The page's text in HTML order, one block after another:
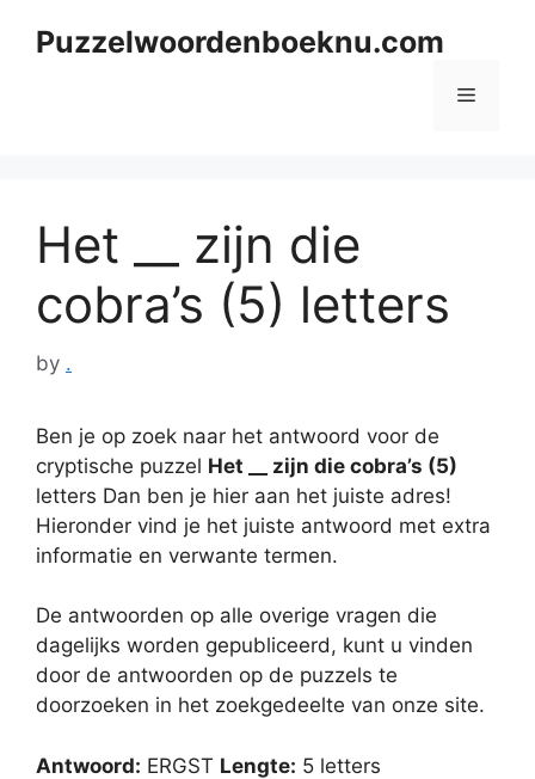
Puzzelwoordenboeknu.com
Menu
Het __ zijn die
cobra’s (5) letters
by .
Ben je op zoek naar het antwoord voor de
cryptische puzzel Het __ zijn die cobra’s (5)
letters Dan ben je hier aan het juiste adres!
Hieronder vind je het juiste antwoord met extra
informatie en verwante termen.
De antwoorden op alle overige vragen die
dagelijks worden gepubliceerd, kunt u vinden
door de antwoorden op de puzzels te
doorzoeken in het zoekgedeelte van onze site.
Antwoord: ERGST Lengte: 5 letters